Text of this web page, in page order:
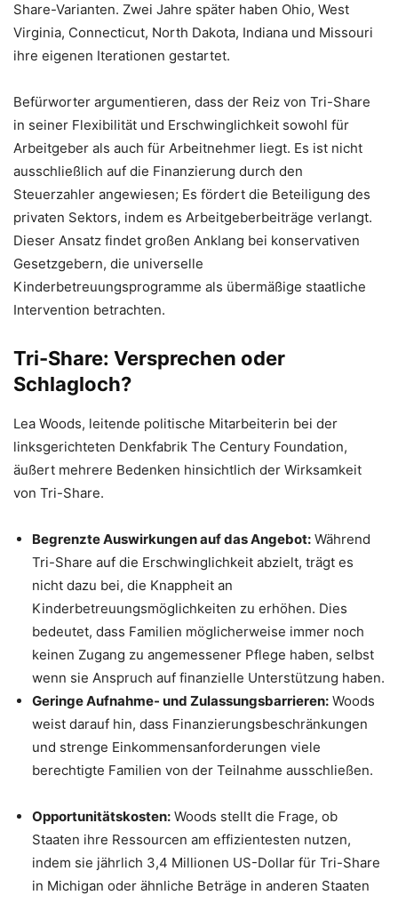
Share-Varianten. Zwei Jahre später haben Ohio, West
Virginia, Connecticut, North Dakota, Indiana und Missouri
ihre eigenen Iterationen gestartet.
Befürworter argumentieren, dass der Reiz von Tri-Share
in seiner Flexibilität und Erschwinglichkeit sowohl für
Arbeitgeber als auch für Arbeitnehmer liegt. Es ist nicht
ausschließlich auf die Finanzierung durch den
Steuerzahler angewiesen; Es fördert die Beteiligung des
privaten Sektors, indem es Arbeitgeberbeiträge verlangt.
Dieser Ansatz findet großen Anklang bei konservativen
Gesetzgebern, die universelle
Kinderbetreuungsprogramme als übermäßige staatliche
Intervention betrachten.
Tri-Share: Versprechen oder
Schlagloch?
Lea Woods, leitende politische Mitarbeiterin bei der
linksgerichteten Denkfabrik The Century Foundation,
äußert mehrere Bedenken hinsichtlich der Wirksamkeit
von Tri-Share.
Begrenzte Auswirkungen auf das Angebot: Während
Tri-Share auf die Erschwinglichkeit abzielt, trägt es
nicht dazu bei, die Knappheit an
Kinderbetreuungsmöglichkeiten zu erhöhen. Dies
bedeutet, dass Familien möglicherweise immer noch
keinen Zugang zu angemessener Pflege haben, selbst
wenn sie Anspruch auf finanzielle Unterstützung haben.
Geringe Aufnahme- und Zulassungsbarrieren: Woods
weist darauf hin, dass Finanzierungsbeschränkungen
und strenge Einkommensanforderungen viele
berechtigte Familien von der Teilnahme ausschließen.
Opportunitätskosten: Woods stellt die Frage, ob
Staaten ihre Ressourcen am effizientesten nutzen,
indem sie jährlich 3,4 Millionen US-Dollar für Tri-Share
in Michigan oder ähnliche Beträge in anderen Staaten